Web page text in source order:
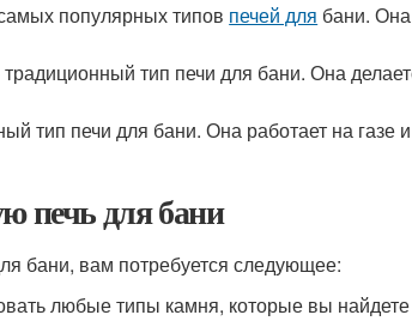
популярных типов печей для бани.
тип печи для бани. Она
тип печи для бани. Она работает на
печь для бани
бани, вам потребуется следующее:
любые типы камня, которые вы